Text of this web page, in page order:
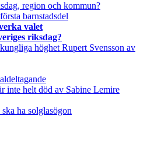
region och kommun?
barnstadsdel
valet
riksdag?
höghet Rupert Svensson av
inte helt död av Sabine Lemire
ha solglasögon